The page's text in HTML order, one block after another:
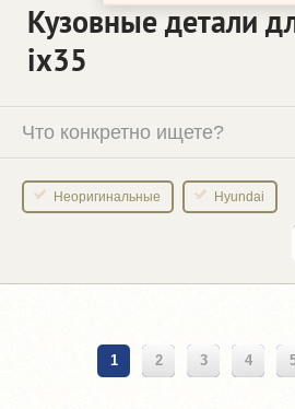
Кузовные детали
ix35
Что конкретно ищете?
Неоригинальные Hyundai
1 2 3 4